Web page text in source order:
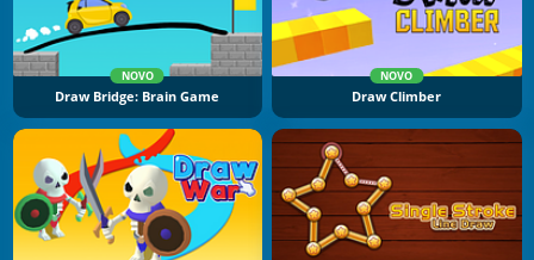
NOVO
Draw Bridge: Brain Game
NOVO
Draw Climber